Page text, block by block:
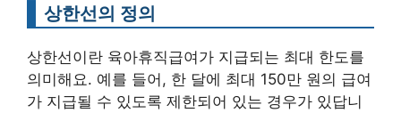
상한선의 정의
상한선이란 육아휴직급여가 지급되는 최대 한도를
의미해요. 예를 들어, 한 달에 최대 150만 원의 급여
가 지급될 수 있도록 제한되어 있는 경우가 있답니